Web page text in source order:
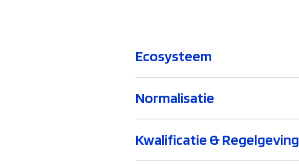
Ecosysteem
Normalisatie
Kwalificatie & Regelgeving